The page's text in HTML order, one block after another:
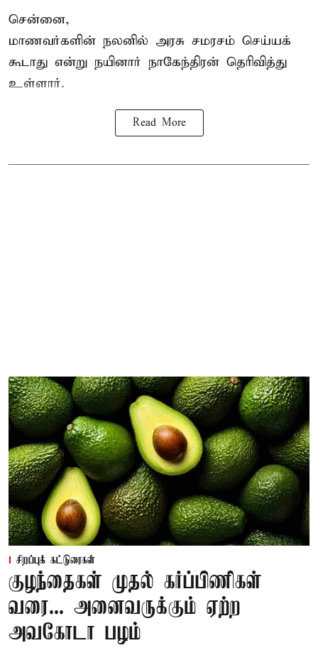
சென்னை,
மாணவர்களின் நலனில் அரசு சமரசம் செய்யக்
கூடாது என்று நயினார் நாகேந்திரன் தெரிவித்து
உள்ளார்.
Read More
சிறப்புக் கட்டுரைகள்
குழந்தைகள் முதல் கர்ப்பிணிகள்
வரை... அனைவருக்கும் ஏற்ற
அவகோடா பழம்